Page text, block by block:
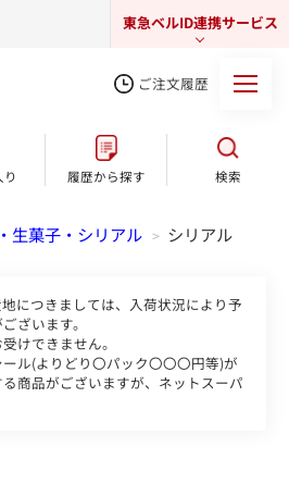
東急ベルID連携サービス
オンラインショップ
ご注文履歴
履歴から探す 検索
生菓子・シリアル > シリアル
につきましては、入荷状況により予
ざいます。
けできません。
ル(よりどり〇パック〇〇〇円等)が
商品がございますが、ネットスーパ